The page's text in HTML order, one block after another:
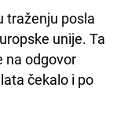
traženju posla
unije. Ta
na odgovor
čekalo i po